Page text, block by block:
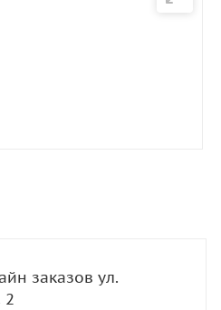
заказов ул.
2